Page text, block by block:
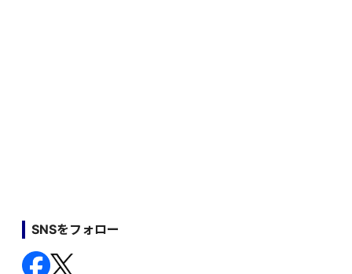
SNSをフォロー